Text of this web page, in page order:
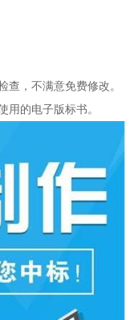
查，不满意免费修改。
用的电子版标书。